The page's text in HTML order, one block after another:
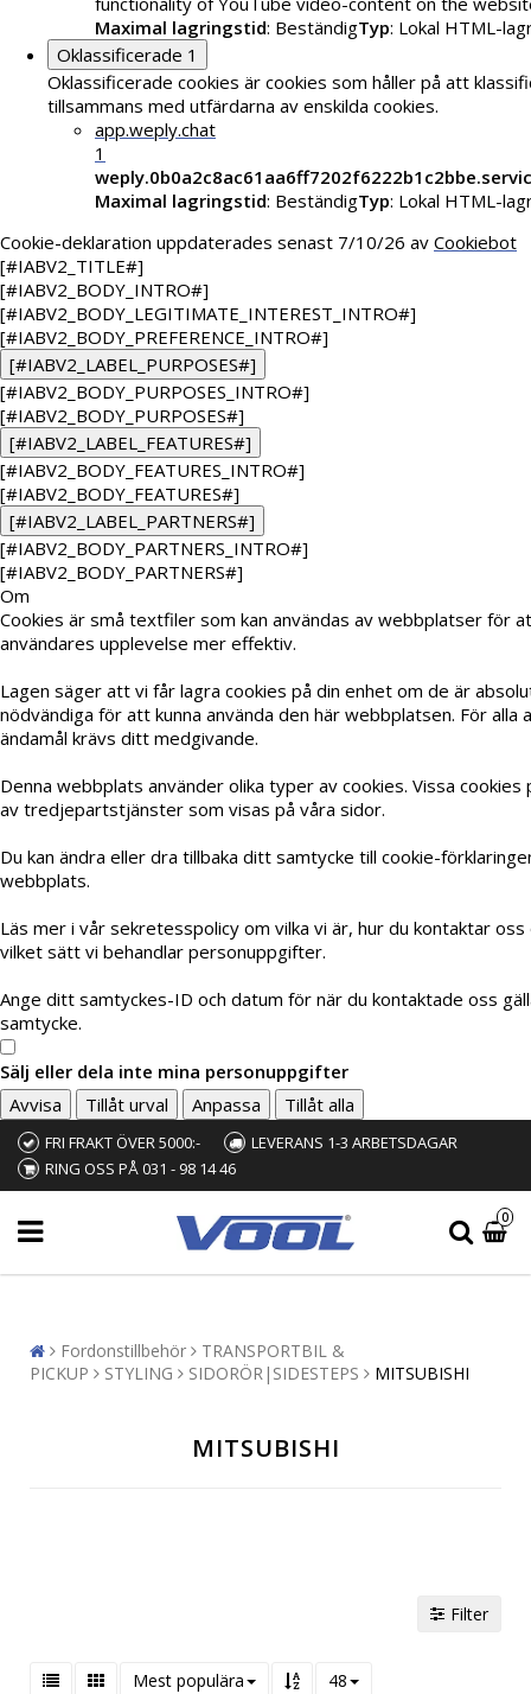
Maximal lagringstid: BeständigTyp: Lokal HTML-
Oklassificerade 1
Oklassificerade cookies är cookies som håller på att
tillsammans med utfärdarna av enskilda cookies.
app.weply.chat
1
Maximal lagringstid: BeständigTyp: Lokal HTML-
Cookie-deklaration uppdaterades senast 7/10/26 av Cookiebot
[#IABV2_TITLE#]
[#IABV2_BODY_INTRO#]
[#IABV2_BODY_LEGITIMATE_INTEREST_INTRO#]
[#IABV2_BODY_PREFERENCE_INTRO#]
[#IABV2_LABEL_PURPOSES#]
[#IABV2_BODY_PURPOSES_INTRO#]
[#IABV2_BODY_PURPOSES#]
[#IABV2_LABEL_FEATURES#]
[#IABV2_BODY_FEATURES_INTRO#]
[#IABV2_BODY_FEATURES#]
[#IABV2_LABEL_PARTNERS#]
[#IABV2_BODY_PARTNERS_INTRO#]
[#IABV2_BODY_PARTNERS#]
Om
Cookies är små textfiler som kan användas av webbplatser för
användares upplevelse mer effektiv.
Lagen säger att vi får lagra cookies på din enhet om de är
nödvändiga för att kunna använda den här webbplatsen. För alla
ändamål krävs ditt medgivande.
Denna webbplats använder olika typer av cookies. Vissa cookies
av tredjepartstjänster som visas på våra sidor.
Du kan ändra eller dra tillbaka ditt samtycke till cookie-
webbplats.
Läs mer i vår sekretesspolicy om vilka vi är, hur du kontaktar oss
vilket sätt vi behandlar personuppgifter.
Ange ditt samtyckes-ID och datum för när du kontaktade oss
samtycke.
Sälj eller dela inte mina personuppgifter
Avvisa
Tillåt urval Anpassa Tillåt alla
FRI FRAKT ÖVER 5000:-
LEVERANS 1-3 ARBETSDAGAR
RING OSS PÅ 031 - 98 14 46
0
Fordonstillbehör
TRANSPORTBIL &
PICKUP
STYLING SIDORÖR|SIDESTEPS MITSUBISHI
MITSUBISHI
Filter
Mest populära 48